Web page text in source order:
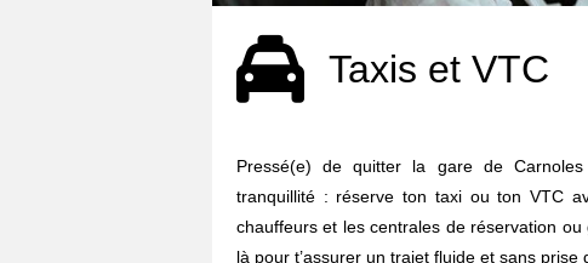
Taxis et VTC
Pressé(e) de quitter la gare de
tranquillité : réserve ton taxi ou ton VTC
chauffeurs et les centrales de réservation
là pour t’assurer un trajet fluide et sans prise